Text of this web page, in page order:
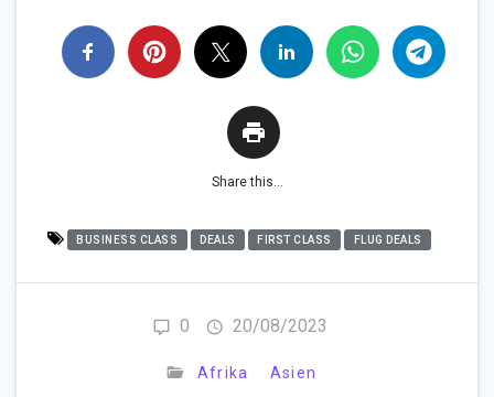
Share this...
BUSINESS CLASS DEALS FIRST CLASS FLUG DEALS
0 20/08/2023
Afrika Asien